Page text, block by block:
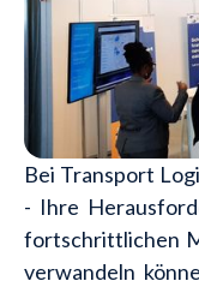
Bei Transport
- Ihre
fortschrittlichen
verwandeln